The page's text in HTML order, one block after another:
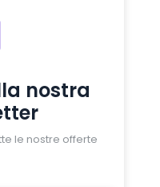
nostra
le nostre offerte